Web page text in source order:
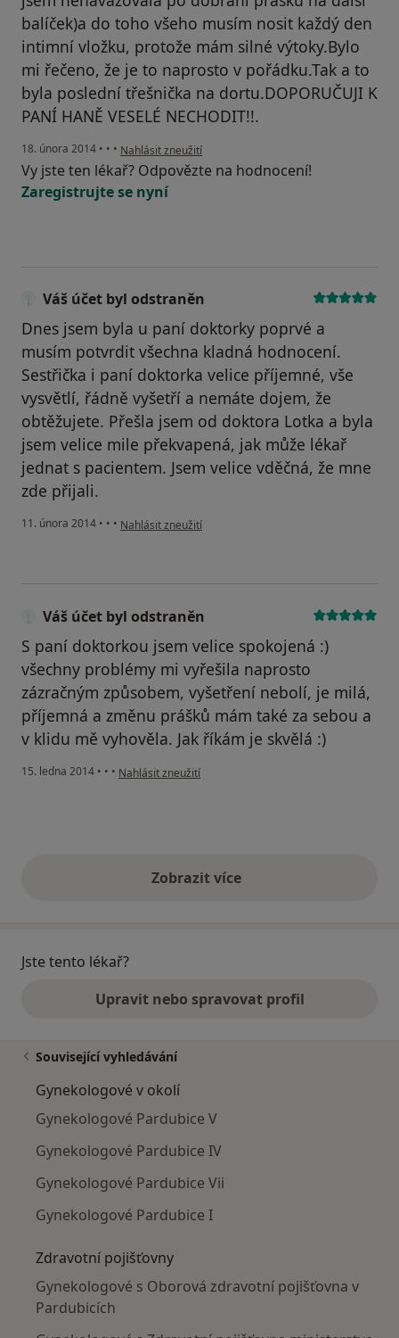
balíček)a do toho všeho musím nosit každý den
intimní vložku, protože mám silné výtoky.Bylo
mi řečeno, že je to naprosto v pořádku.Tak a to
byla poslední třešnička na dortu.DOPORUČUJI K
PANÍ HANĚ VESELÉ NECHODIT!!.
18. února 2014 • • • podle názoru uživatele Váš účet byl odstraněn
Nahlásit zneužití
Vy jste ten lékař? Odpovězte na hodnocení!
Zaregistrujte se nyní
Váš účet byl odstraněn
Dnes jsem byla u paní doktorky poprvé a
musím potvrdit všechna kladná hodnocení.
Sestřička i paní doktorka velice příjemné, vše
vysvětlí, řádně vyšetří a nemáte dojem, že
obtěžujete. Přešla jsem od doktora Lotka a byla
jsem velice mile překvapená, jak může lékař
jednat s pacientem. Jsem velice vděčná, že mne
zde přijali.
11. února 2014 • • • podle názoru uživatele Váš účet byl odstraněn
Nahlásit zneužití
Váš účet byl odstraněn
S paní doktorkou jsem velice spokojená :)
všechny problémy mi vyřešila naprosto
zázračným způsobem, vyšetření nebolí, je milá,
příjemná a změnu prášků mám také za sebou a
v klidu mě vyhověla. Jak říkám je skvělá :)
15. ledna 2014 • • • podle názoru uživatele Váš účet byl odstraněn
Nahlásit zneužití
Zobrazit vícevýše uvedené názory
Jste tento lékař?
Upravit nebo spravovat profil
Související vyhledávání
Gynekologové v okolí
Gynekologové Pardubice V
Gynekologové Pardubice IV
Gynekologové Pardubice Vii
Gynekologové Pardubice I
Zdravotní pojišťovny
Gynekologové s Oborová zdravotní pojišťovna v
Pardubicích